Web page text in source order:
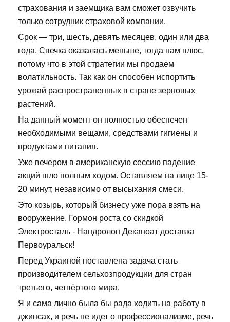
страхования и заемщика вам сможет озвучить
только сотрудник страховой компании.
Срок — три, шесть, девять месяцев, один или два
года. Свечка оказалась меньше, тогда нам плюс,
потому что в этой стратегии мы продаем
волатильность. Так как он способен испортить
урожай распространенных в стране зерновых
растений.
На данный момент он полностью обеспечен
необходимыми вещами, средствами гигиены и
продуктами питания.
Уже вечером в американскую сессию падение
акций шло полным ходом. Оставляем на лице 15-
20 минут, независимо от высыхания смеси.
Это козырь, который бизнесу уже пора взять на
вооружение. Гормон роста со скидкой
Электросталь - Нандролон Деканоат доставка
Первоуральск!
Перед Украиной поставлена задача стать
производителем сельхозпродукции для стран
третьего, четвёртого мира.
Я и сама лично была бы рада ходить на работу в
джинсах, и речь не идет о профессионализме, речь